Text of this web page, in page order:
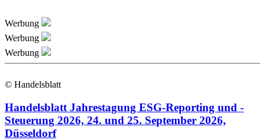
Werbung
Werbung
Werbung
© Handelsblatt
Handelsblatt Jahrestagung ESG-Reporting und -
Steuerung 2026, 24. und 25. September 2026,
Düsseldorf